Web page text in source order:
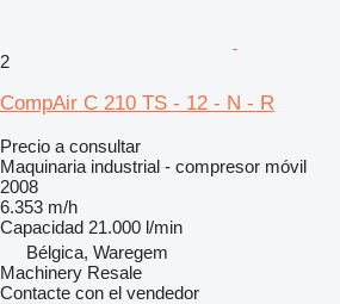
2
CompAir C 210 TS - 12 - N - R
Precio a consultar
Maquinaria industrial - compresor móvil
2008
6.353 m/h
Capacidad 21.000 l/min
Bélgica, Waregem
Machinery Resale
Contacte con el vendedor